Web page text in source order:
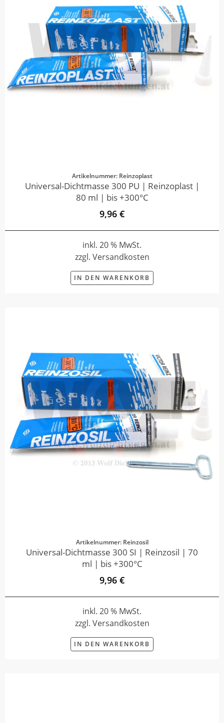
Artikelnummer: Reinzoplast
Universal-Dichtmasse 300 PU | Reinzoplast |
80 ml | bis +300°C
9,96 €
inkl. 20 % MwSt.
zzgl. Versandkosten
IN DEN WARENKORB
Artikelnummer: Reinzosil
Universal-Dichtmasse 300 SI | Reinzosil | 70
ml | bis +300°C
9,96 €
inkl. 20 % MwSt.
zzgl. Versandkosten
IN DEN WARENKORB